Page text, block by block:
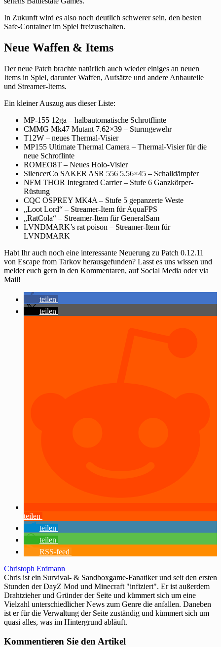
In Zukunft wird es also noch deutlich schwerer sein, den besten
Safe-Container im Spiel freizuschalten.
Neue Waffen & Items
Der neue Patch brachte natürlich auch wieder einiges an neuen
Items in Spiel, darunter Waffen, Aufsätze und andere Anbauteile
und Streamer-Items.
Ein kleiner Auszug aus dieser Liste:
MP-155 12ga – halbautomatische Schrotflinte
CMMG Mk47 Mutant 7.62×39 – Sturmgewehr
T12W – neues Thermal-Visier
MP155 Ultimate Thermal Camera – Thermal-Visier für die
neue Schroflinte
ROMEO8T – Neues Holo-Visier
SilencerCo SAKER ASR 556 5.56×45 – Schalldämpfer
NFM THOR Integrated Carrier – Stufe 6 Ganzkörper-
Rüstung
CQC OSPREY MK4A – Stufe 5 gepanzerte Weste
„Loot Lord“ – Streamer-Item für AquaFPS
„RatCola“ – Streamer-Item für GeneralSam
LVNDMARK’s rat poison – Streamer-Item für
LVNDMARK
Habt Ihr auch noch eine interessante Neuerung zu Patch 0.12.11
von Escape from Tarkov herausgefunden? Lasst es uns wissen und
meldet euch gern in den Kommentaren, auf Social Media oder via
Mail!
teilen
teilen
teilen
teilen
teilen
RSS-feed
Christoph Erdmann
Chris ist ein Survival- & Sandboxgame-Fanatiker und seit den ersten
Stunden der DayZ Mod und Minecraft "infiziert". Er ist außerdem
Drahtzieher und Gründer der Seite und kümmert sich um eine
Vielzahl unterschiedlicher News zum Genre die anfallen. Daneben
ist er für die Verwaltung der Seite zuständig und kümmert sich um
quasi alles, was im Hintergrund abläuft.
Kommentieren Sie den Artikel